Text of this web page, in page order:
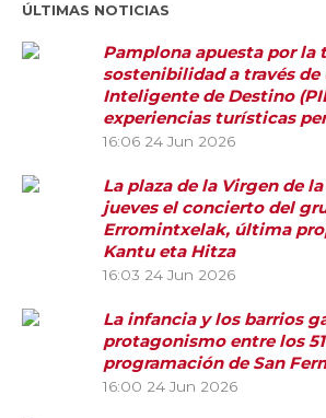
ÚLTIMAS NOTICIAS
Pamplona apuesta por la
sostenibilidad a través
Inteligente de Destino
experiencias turísticas
16:06 24 Jun 2026
La plaza de la Virgen de
jueves el concierto del
Erromintxelak, última
Kantu eta Hitza
16:03 24 Jun 2026
La infancia y los barrios
protagonismo entre los
programación de San
16:00 24 Jun 2026